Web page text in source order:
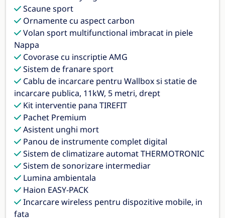
Scaune sport
Ornamente cu aspect carbon
Volan sport multifunctional imbracat in piele
Nappa
Covorase cu inscriptie AMG
Sistem de franare sport
Cablu de incarcare pentru Wallbox si statie de
incarcare publica, 11kW, 5 metri, drept
Kit interventie pana TIREFIT
Pachet Premium
Asistent unghi mort
Panou de instrumente complet digital
Sistem de climatizare automat THERMOTRONIC
Sistem de sonorizare intermediar
Lumina ambientala
Haion EASY-PACK
Incarcare wireless pentru dispozitive mobile, in
fata